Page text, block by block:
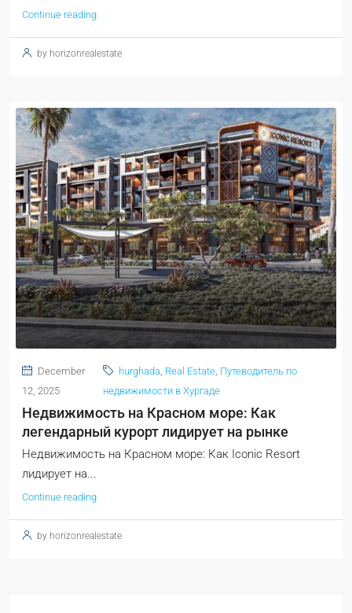
Continue reading
by horizonrealestate
December
12, 2025
hurghada, Real Estate, Путеводитель по
недвижимости в Хургаде
Недвижимость на Красном море: Как
легендарный курорт лидирует на рынке
Недвижимость на Красном море: Как Iconic Resort
лидирует на...
Continue reading
by horizonrealestate